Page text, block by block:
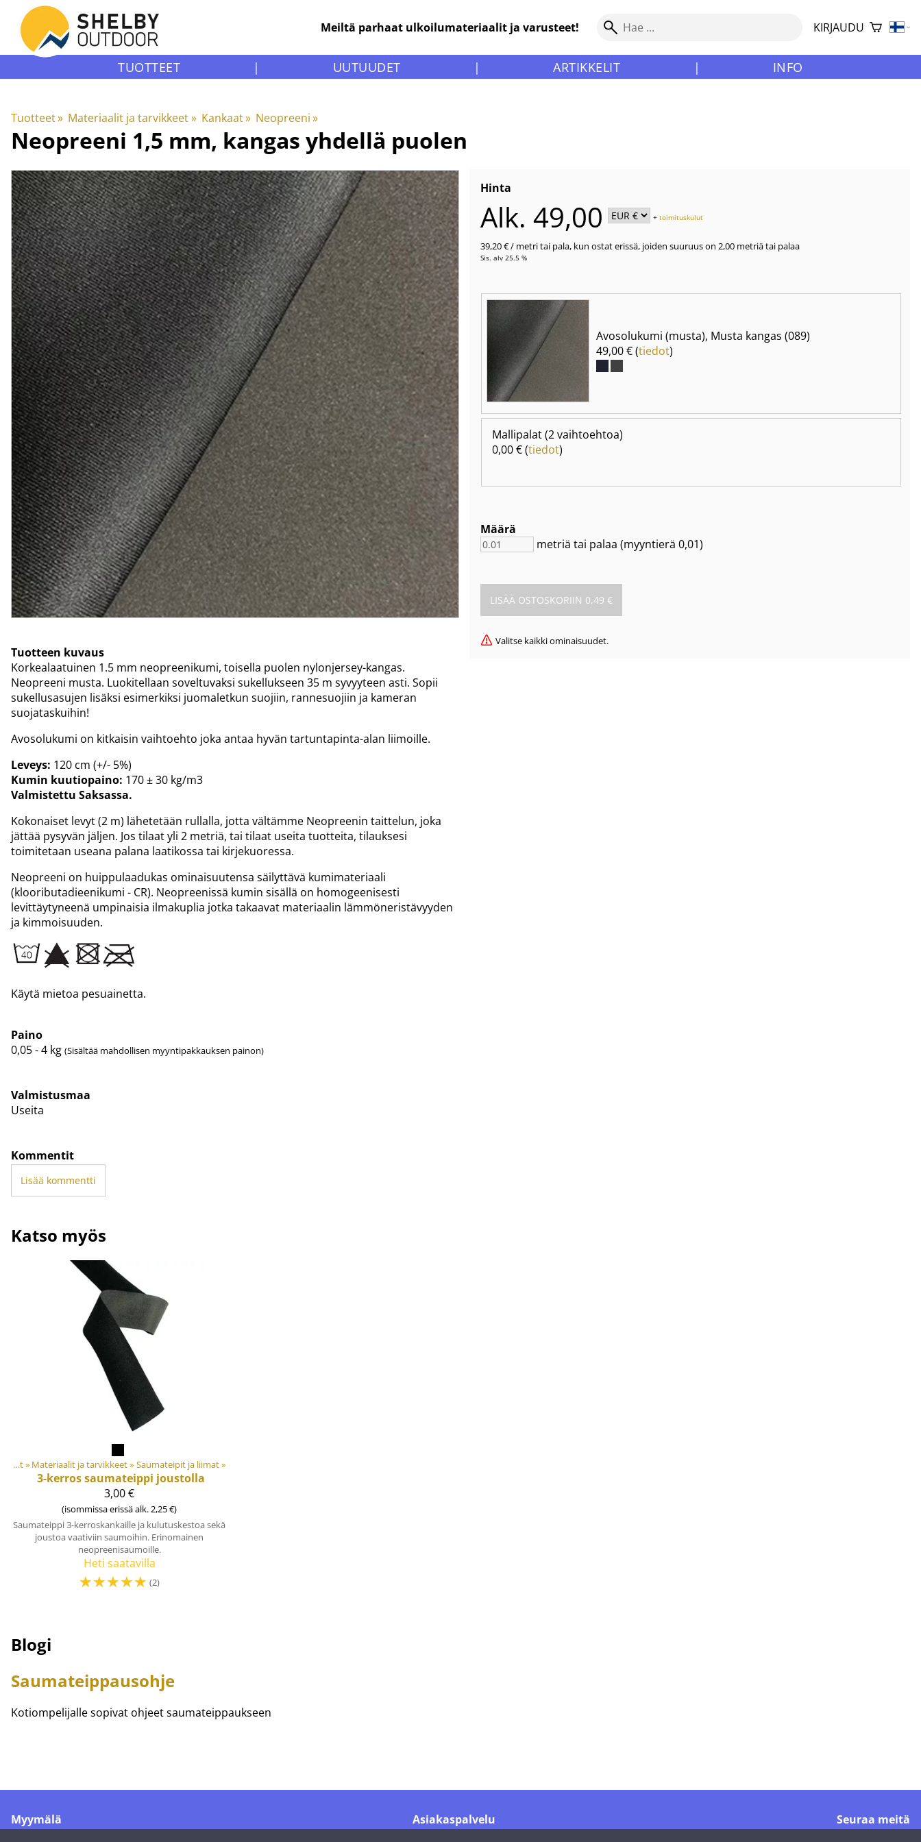
Meiltä parhaat ulkoilumateriaalit ja varusteet! KIRJAUDU
TUOTTEET | UUTUUDET | ARTIKKELIT | INFO
Tuotteet‪» Materiaalit ja tarvikkeet‪» Kankaat‪» Neopreeni‪»
Neopreeni 1,5 mm, kangas yhdellä puolen
Hinta
Alk. 49,00 +toimituskulut
39,20 €/ metri tai pala, kun ostat erissä, joiden suuruus on 2,00 metriä tai palaa
Sis. alv 25.5 %
Avosolukumi (musta), Musta kangas (089)
49,00 € (tiedot)
Mallipalat(2 vaihtoehtoa)
0,00 € (tiedot)
Määrä
metriä tai palaa (myyntierä0,01)
Valitse kaikki ominaisuudet.
Tuotteen kuvaus
Korkealaatuinen 1.5 mm neopreenikumi, toisella puolen nylonjersey-kangas.
Neopreeni musta. Luokitellaan soveltuvaksi sukellukseen 35 m syvyyteen asti. Sopii
sukellusasujen lisäksi esimerkiksi juomaletkun suojiin, rannesuojiin ja kameran
suojataskuihin!
Avosolukumi on kitkaisin vaihtoehto joka antaa hyvän tartuntapinta-alan liimoille.
Leveys: 120 cm (+/- 5%)
Kumin kuutiopaino: 170 ± 30 kg/m3
Valmistettu Saksassa.
Kokonaiset levyt (2 m) lähetetään rullalla, jotta vältämme Neopreenin taittelun, joka
jättää pysyvän jäljen. Jos tilaat yli 2 metriä, tai tilaat useita tuotteita, tilauksesi
toimitetaan useana palana laatikossa tai kirjekuoressa.
Neopreeni on huippulaadukas ominaisuutensa säilyttävä kumimateriaali
(klooributadieenikumi - CR). Neopreenissä kumin sisällä on homogeenisesti
levittäytyneenä umpinaisia ilmakuplia jotka takaavat materiaalin lämmöneristävyyden
ja kimmoisuuden.
Käytä mietoa pesuainetta.
Paino
0,05 - 4 kg (Sisältää mahdollisen myyntipakkauksen painon)
Valmistusmaa
Useita
Kommentit
Lisää kommentti
Katso myös
Tuotteet ‪» Materiaalit ja tarvikkeet‪» Saumateipit ja liimat‪»
3-kerros saumateippi joustolla
3,00 €
(isommissa erissä alk. 2,25 €)
Saumateippi 3-kerroskankaille ja kulutuskestoa sekä
joustoa vaativiin saumoihin. Erinomainen
neopreenisaumoille.
Heti saatavilla
☆☆☆☆☆ (2)
Blogi
Saumateippausohje
Kotiompelijalle sopivat ohjeet saumateippaukseen
Myymälä
Asiakaspalvelu
Seuraa meitä